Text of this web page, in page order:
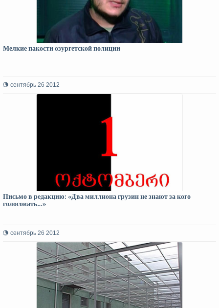
Мелкие пакости озургетской полиции
сентябрь 26 2012
Письмо в редакцию: «Два миллиона грузин не знают за кого
голосовать…»
сентябрь 26 2012